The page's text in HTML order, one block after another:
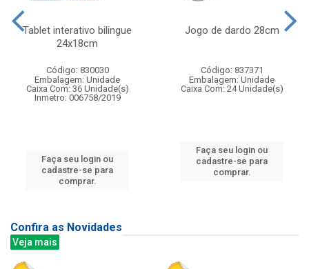
Tablet interativo bilingue
24x18cm
Código: 830030
Embalagem: Unidade
Caixa Com: 36 Unidade(s)
Inmetro: 006758/2019
Faça seu login ou
cadastre-se para
comprar.
Jogo de dardo 28cm
Código: 837371
Embalagem: Unidade
Caixa Com: 24 Unidade(s)
Faça seu login ou
cadastre-se para
comprar.
Confira as Novidades
Veja mais